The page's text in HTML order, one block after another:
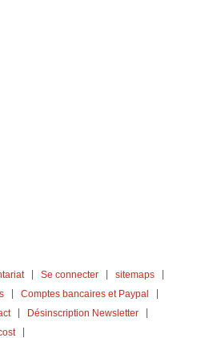
Se connecter
sitemaps
Comptes bancaires et Paypal
Désinscription Newsletter